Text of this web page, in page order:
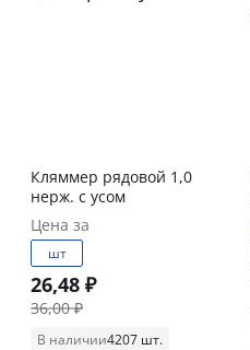
Кляммер рядовой 1,0
нерж. с усом
Цена за
шт
26,48 ₽
36,00 ₽
В наличии4207 шт.